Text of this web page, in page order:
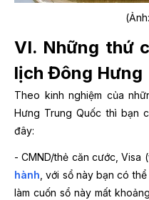
VI. Những thứ
lịch Đông Hưng
Theo kinh nghiệm của
Hưng Trung Quốc thì bạn
đây:
- CMND/thẻ căn cước, Visa
hành , với sổ này bạn có
làm cuốn sổ này mất